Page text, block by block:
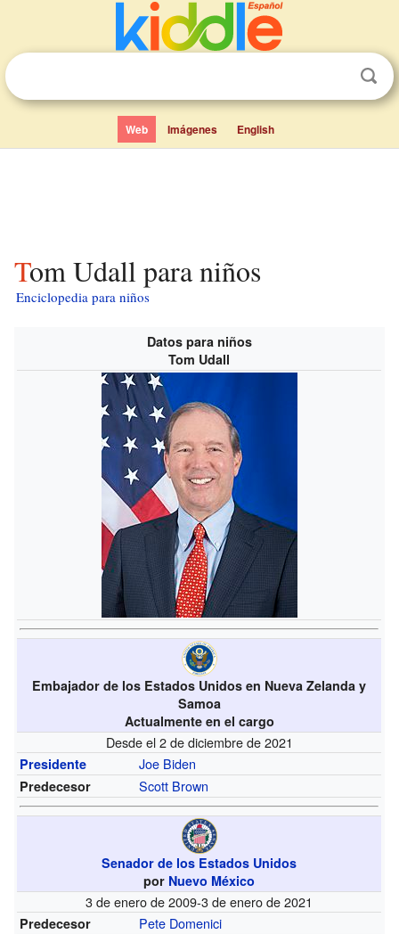
Web Imágenes English
Tom Udall para niños
Enciclopedia para niños
Datos para niños
Tom Udall
Embajador de los Estados Unidos en Nueva Zelanda y
Samoa
Actualmente en el cargo
Desde el 2 de diciembre de 2021
Presidente Joe Biden
Predecesor Scott Brown
Senador de los Estados Unidos
por Nuevo México
3 de enero de 2009-3 de enero de 2021
Predecesor Pete Domenici